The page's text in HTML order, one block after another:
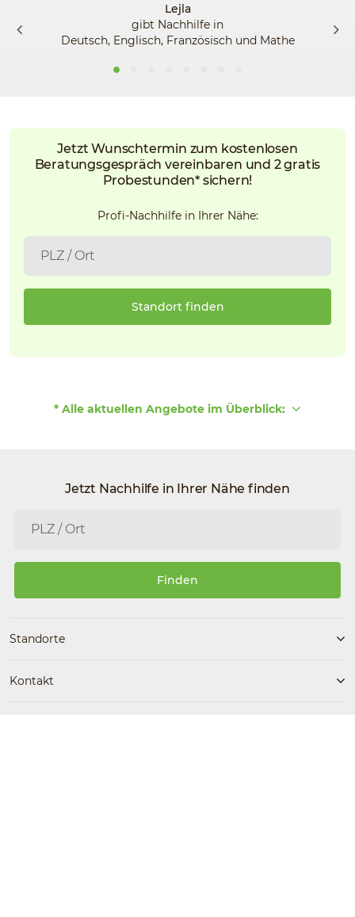
Lejla
gibt Nachhilfe in
Deutsch, Englisch, Französisch und Mathe
Jetzt Wunschtermin zum kostenlosen
Beratungsgespräch vereinbaren und 2 gratis
Probestunden* sichern!
Profi-Nachhilfe in Ihrer Nähe:
Standort finden
* Alle aktuellen Angebote im Überblick:
Jetzt Nachhilfe in Ihrer Nähe finden
Finden
Standorte
Kontakt